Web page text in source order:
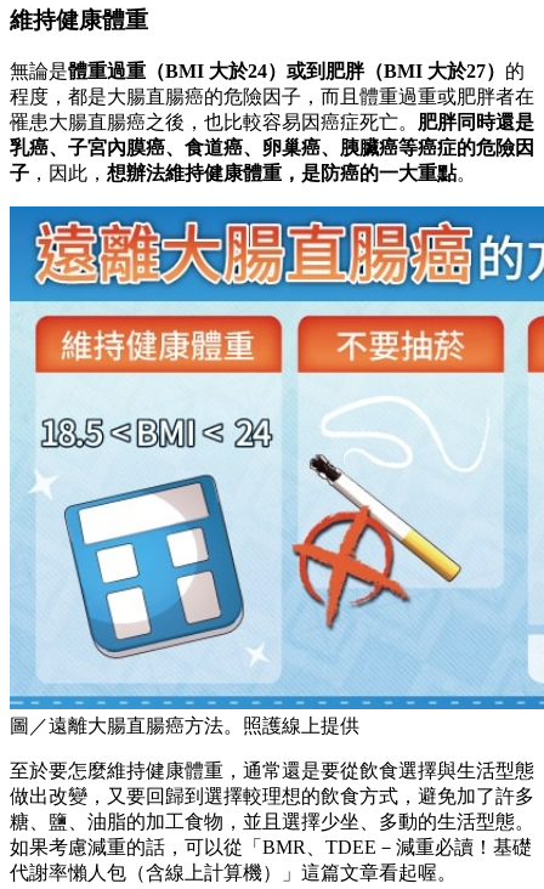
維持健康體重
無論是體重過重 （BMI 大於24）或到肥胖（BMI 大於27） 的
程度，都是大腸直腸癌的危險因子，而且體重過重或肥胖者在
罹患大腸直腸癌之後，也比較容易因癌症死亡。 肥胖同時還是
乳癌、子宮內膜癌、食道癌、卵巢癌、胰臟癌等癌症的危險因
子 ，因此， 想辦法維持健康體重，是防癌的一大重點。
圖／遠離大腸直腸癌方法。照護線上提供
至於要怎麼維持健康體重，通常還是要從飲食選擇與生活型態
做出改變，又要回歸到選擇較理想的飲食方式，避免加了許多
糖、鹽、油脂的加工食物，並且選擇少坐、多動的生活型態。
如果考慮減重的話，可以從「BMR、TDEE－減重必讀！基礎
代謝率懶人包（含線上計算機）」這篇文章看起喔。